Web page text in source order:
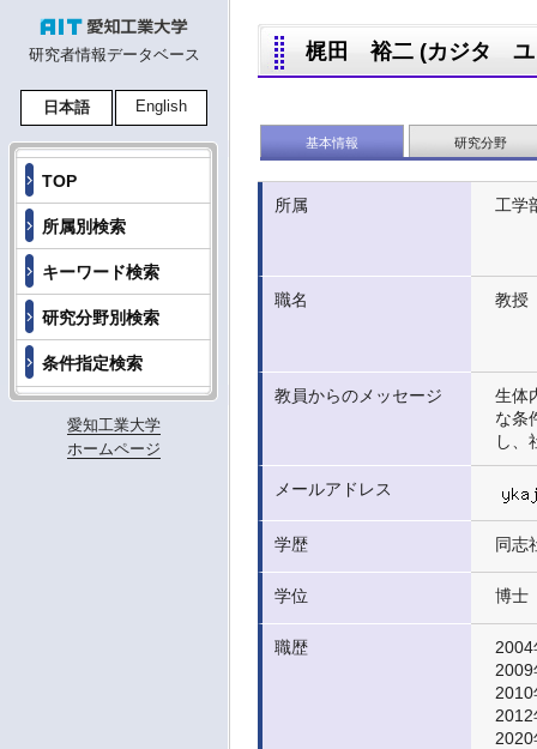
研究者情報データベース
日本語 English
TOP
所属別検索
キーワード検索
研究分野別検索
条件指定検索
愛知工業大学
ホームページ
梶田 裕二 (カジタ ユ
基本情報 研究分野
所属 工学
職名 教授
教員からのメッセージ
生体
な条
し、
メールアドレス
学歴 同志
学位 博士
職歴